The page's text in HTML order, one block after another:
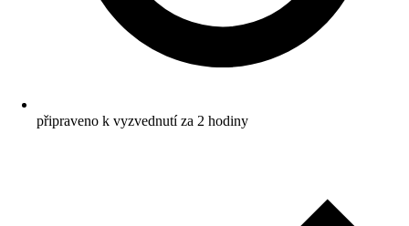
připraveno k vyzvednutí za 2 hodiny